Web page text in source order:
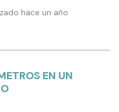
hace un año
EN UN